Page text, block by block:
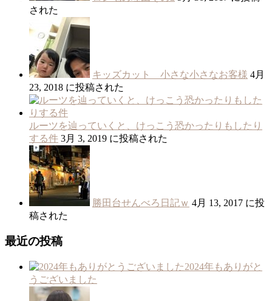
された
キッズカット 小さな小さなお客様 4月
23, 2018 に投稿された
ルーツを辿っていくと、けっこう恐かったりもしたり
する件 3月 3, 2019 に投稿された
勝田台せんべろ日記ｗ 4月 13, 2017 に投
稿された
最近の投稿
2024年もありがと
うございました